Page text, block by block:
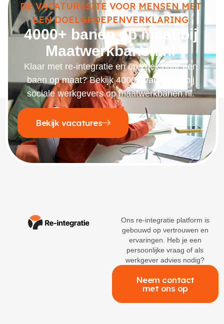
DE VACATURESITE VOOR MENSEN MET
EEN DOELGROEPENVERKLARING
4000+ banen op maat bij
Maatwerkbanen.nl
Klaar met re-integratie en op zoek naar een
baan op maat? Bekijk 4000+ vacatures bij
sociale werkgevers op maatwerkbanen.nl.
Bekijk vacatures
Ons re-integratie platform is
gebouwd op vertrouwen en
ervaringen. Heb je een
persoonlijke vraag of als
werkgever advies nodig?
Neem contact
met ons op